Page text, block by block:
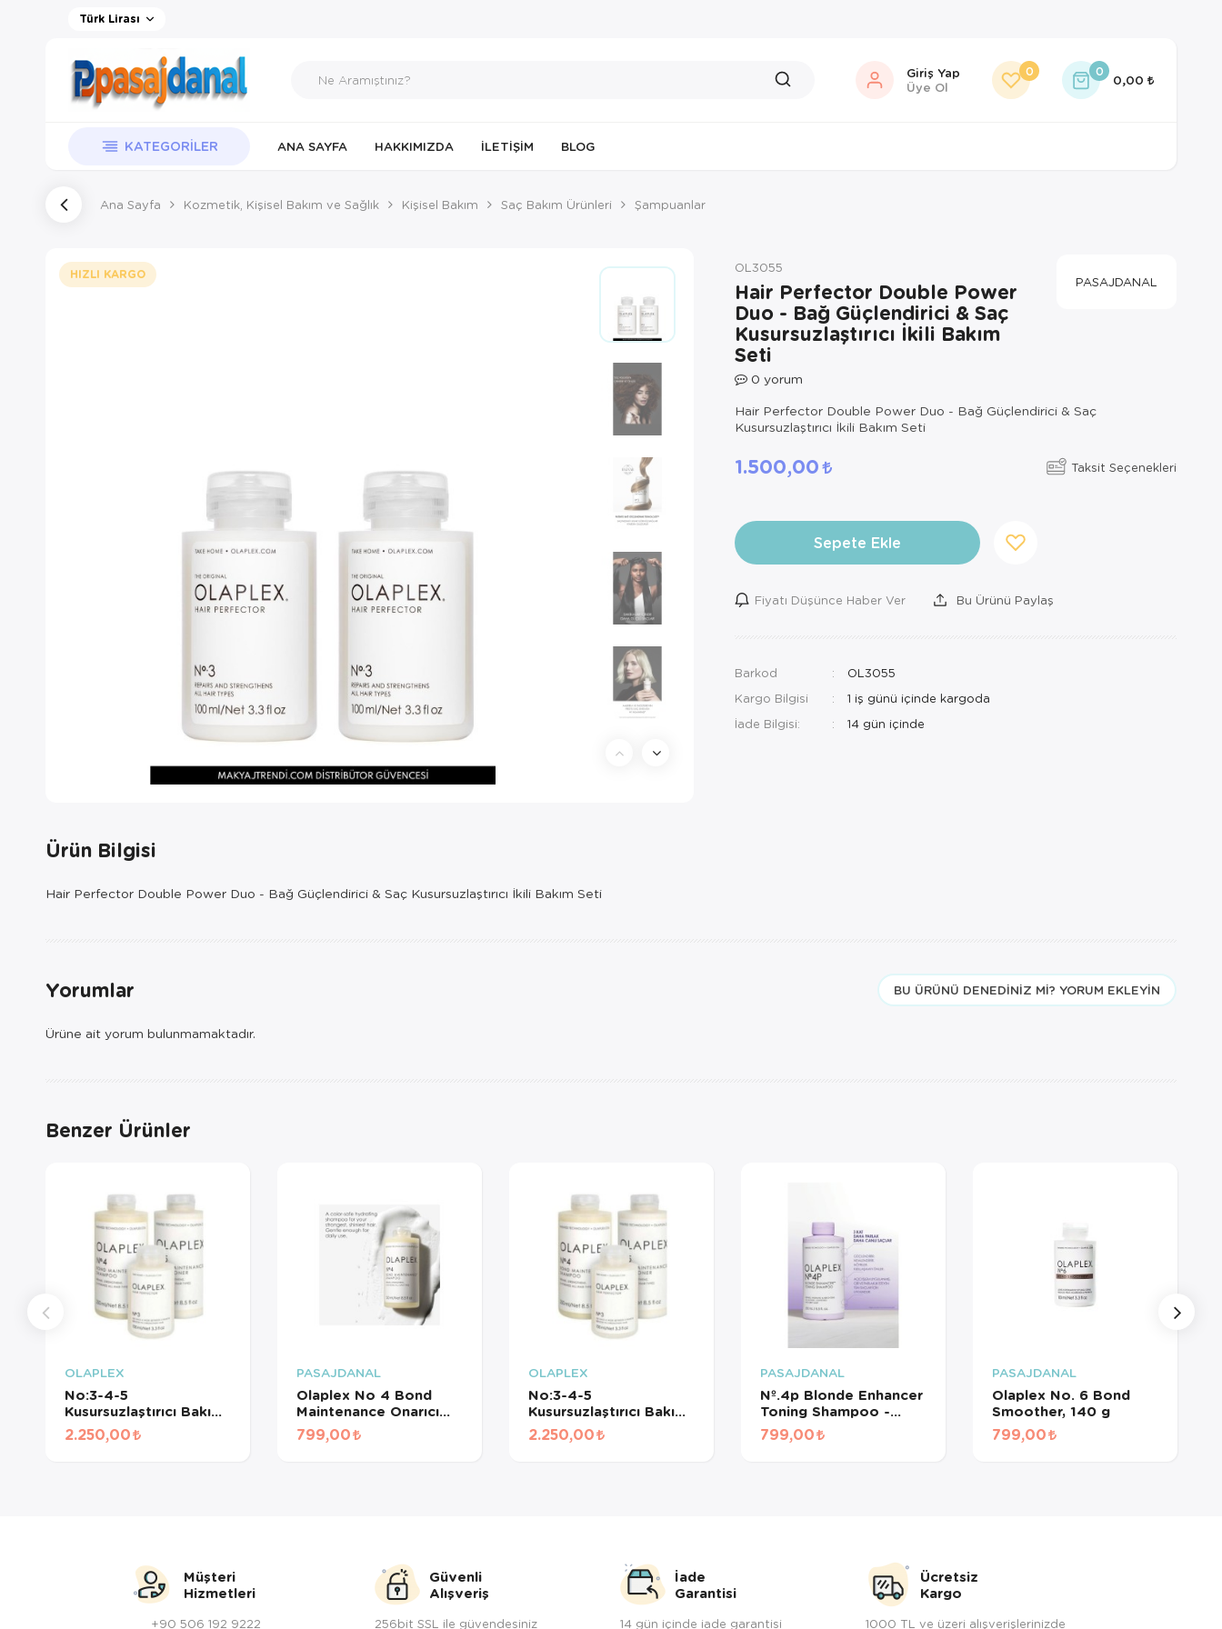
Türk Lirası
Giriş Yap
Üye Ol
0 0
0,00
KATEGORILER ANA SAYFA HAKKIMIZDA İLETIŞIM BLOG
Ana Sayfa Kozmetik, Kişisel Bakım ve Sağlık Kişisel Bakım Saç Bakım Ürünleri Şampuanlar
HIZLI KARGO OL3055
Hair Perfector Double Power
Duo - Bağ Güçlendirici & Saç
Kusursuzlaştırıcı İkili Bakım
Seti
0 yorum
PASAJDANAL
Hair Perfector Double Power Duo - Bağ Güçlendirici & Saç
Kusursuzlaştırıcı İkili Bakım Seti
1.500,00 Taksit Seçenekleri
Sepete Ekle
Fiyatı Düşünce Haber Ver Bu Ürünü Paylaş
Barkod
OL3055
Kargo Bilgisi
1 iş günü içinde kargoda
İade Bilgisi:
Ürün Bilgisi
Hair Perfector Double Power Duo - Bağ Güçlendirici & Saç Kusursuzlaştırıcı İkili Bakım Seti
Yorumlar BU ÜRÜNÜ DENEDINIZ MI? YORUM EKLEYIN
Ürüne ait yorum bulunmamaktadır.
Benzer Ürünler
OLAPLEX
No:3-4-5
Kusursuzlaştırıcı Bakım
Seti
2.250,00
PASAJDANAL
Olaplex No 4 Bond
Maintenance Onarıcı
Şampuan 250 ml
799,00
OLAPLEX
No:3-4-5
Kusursuzlaştırıcı Bakım
Seti
2.250,00
PASAJDANAL
Nº.4p Blonde Enhancer
Toning Shampoo -
Renk Koruyucu & Bağ
Güçlendirici Mor
799,00
PASAJDANAL
Olaplex No. 6 Bond
Smoother, 140 g
799,00
Müşteri
Hizmetleri
+90 506 192 9222
Güvenli
Alışveriş
256bit SSL ile güvendesiniz
İade
Garantisi
14 gün içinde iade garantisi
Ücretsiz
Kargo
1000 TL ve üzeri alışverişlerinizde